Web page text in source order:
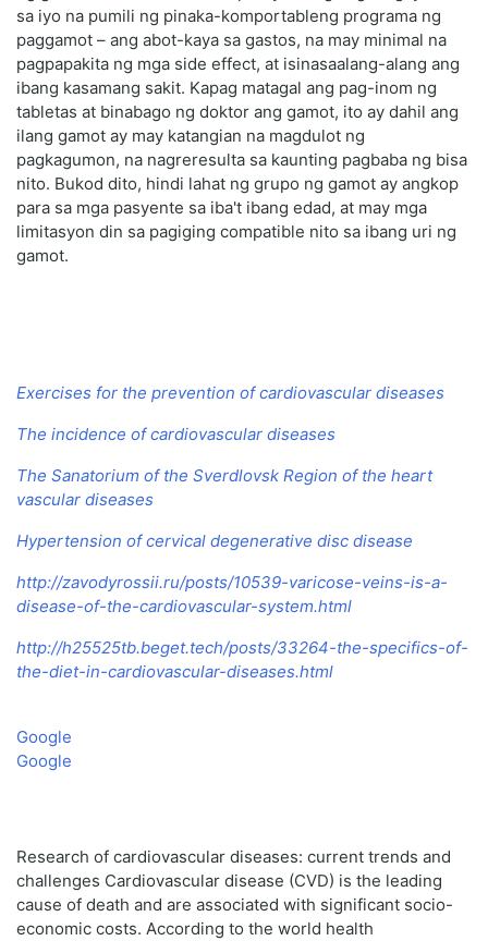
sa iyo na pumili ng pinaka-komportableng programa ng
paggamot – ang abot-kaya sa gastos, na may minimal na
pagpapakita ng mga side effect, at isinasaalang-alang ang
ibang kasamang sakit. Kapag matagal ang pag-inom ng
tabletas at binabago ng doktor ang gamot, ito ay dahil ang
ilang gamot ay may katangian na magdulot ng
pagkagumon, na nagreresulta sa kaunting pagbaba ng bisa
nito. Bukod dito, hindi lahat ng grupo ng gamot ay angkop
para sa mga pasyente sa iba't ibang edad, at may mga
limitasyon din sa pagiging compatible nito sa ibang uri ng
gamot.
Exercises for the prevention of cardiovascular diseases
The incidence of cardiovascular diseases
The Sanatorium of the Sverdlovsk Region of the heart
vascular diseases
Hypertension of cervical degenerative disc disease
http://zavodyrossii.ru/posts/10539-varicose-veins-is-a-
disease-of-the-cardiovascular-system.html
http://h25525tb.beget.tech/posts/33264-the-specifics-of-
the-diet-in-cardiovascular-diseases.html
Google
Google
Research of cardiovascular diseases: current trends and
challenges Cardiovascular disease (CVD) is the leading
cause of death and are associated with significant socio-
economic costs. According to the world health